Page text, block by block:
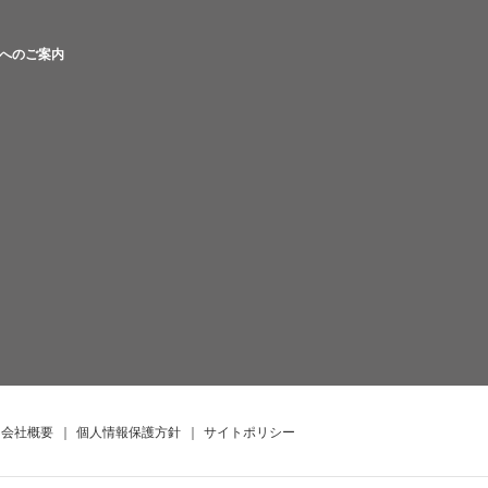
のご案内
会社概要 ｜ 個人情報保護方針 ｜ サイトポリシー